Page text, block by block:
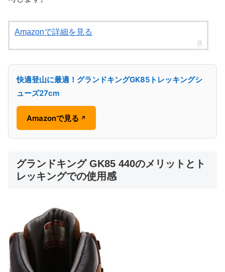
Amazonで詳細を見る
快適登山に最適！グランドキングGK85トレッキングシ
ューズ27cm
Amazonで見る ↗
グランドキング GK85 440のメリットとト
レッキングでの使用感